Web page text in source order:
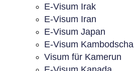
E-Visum Irak
E-Visum Iran
E-Visum Japan
E-Visum Kambodscha
Visum für Kamerun